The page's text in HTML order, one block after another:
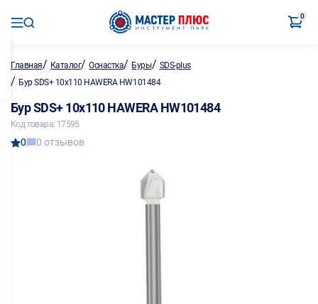
0
Главная/ Каталог/Оснастка/ Буры/ SDS-plus
/ Бур SDS+ 10x110 HAWERA HW101484
Бур SDS+ 10x110 HAWERA HW101484
Код товара: 17595
0 0 отзывов